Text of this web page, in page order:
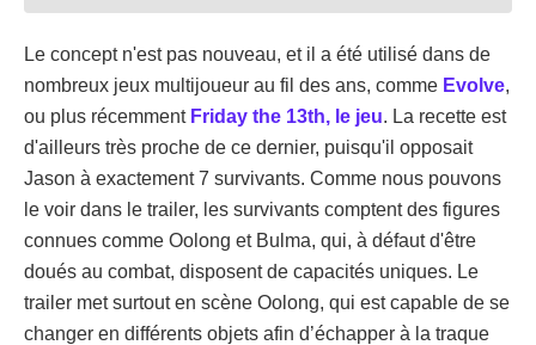
Le concept n'est pas nouveau, et il a été utilisé dans de
nombreux jeux multijoueur au fil des ans, comme Evolve,
ou plus récemment Friday the 13th, le jeu. La recette est
d'ailleurs très proche de ce dernier, puisqu'il opposait
Jason à exactement 7 survivants. Comme nous pouvons
le voir dans le trailer, les survivants comptent des figures
connues comme Oolong et Bulma, qui, à défaut d'être
doués au combat, disposent de capacités uniques. Le
trailer met surtout en scène Oolong, qui est capable de se
changer en différents objets afin d’échapper à la traque